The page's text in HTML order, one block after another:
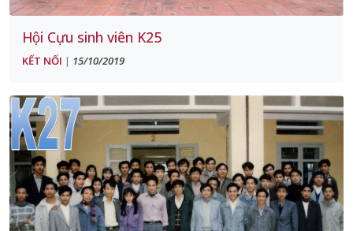
Hội Cựu sinh viên K25
KẾT NỐI | 15/10/2019